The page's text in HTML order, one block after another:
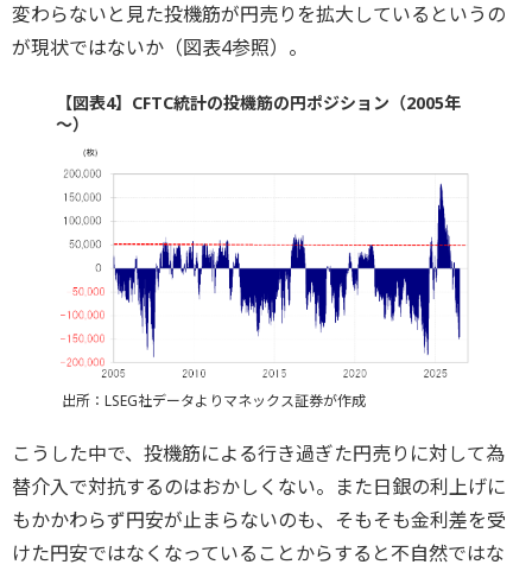
変わらないと見た投機筋が円売りを拡大しているというの
が現状ではないか（図表4参照）。
【図表4】CFTC統計の投機筋の円ポジション（2005年
～）
出所：LSEG社データよりマネックス証券が作成
こうした中で、投機筋による行き過ぎた円売りに対して為
替介入で対抗するのはおかしくない。また日銀の利上げに
もかかわらず円安が止まらないのも、そもそも金利差を受
けた円安ではなくなっていることからすると不自然ではな